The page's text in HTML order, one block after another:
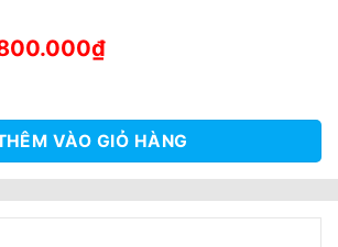
₫Giá
hiện
Viện 1m8 Dạng Thẳng – QLTVP35 số lượng
VÀO GIỎ HÀNG